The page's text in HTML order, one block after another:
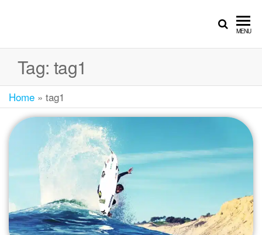
MENU
Tag: tag1
Home » tag1